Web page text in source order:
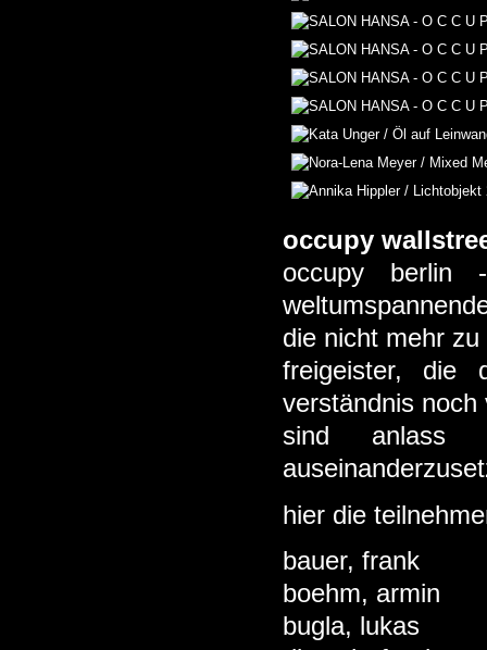
occupy
occupy berlin
die nicht mehr
freigeister, die
verständnis
sind anlass
hier die
bauer, frank
boehm, armin
bugla, lukas